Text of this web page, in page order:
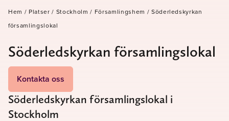
Hem / Platser / Stockholm / Församlingshem / Söderledskyrkan
församlingslokal
Söderledskyrkan församlingslokal
Kontakta oss
Söderledskyrkan församlingslokal i
Stockholm